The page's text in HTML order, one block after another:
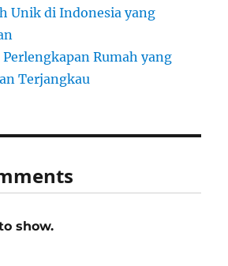
Unik di Indonesia yang
Rumah yang
Terjangkau
show.